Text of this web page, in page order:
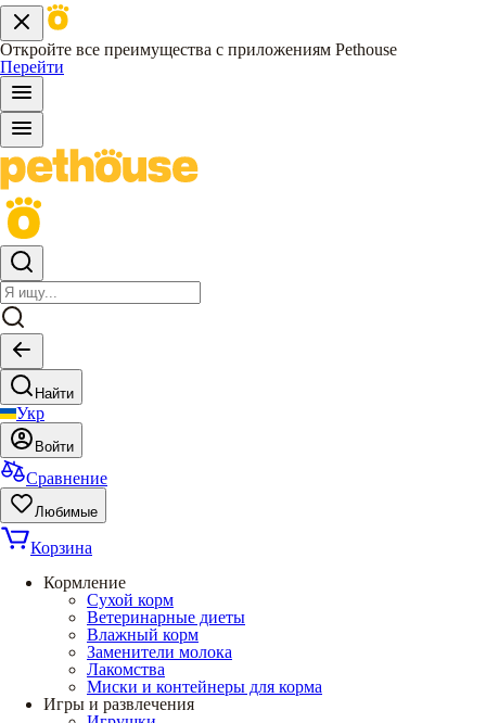
Откройте все преимущества с приложениям Pethouse
Перейти
Найти
Укр
Войти
Сравнение
Любимые
Корзина
Кормление
Сухой корм
Ветеринарные диеты
Влажный корм
Заменители молока
Лакомства
Миски и контейнеры для корма
Игры и развлечения